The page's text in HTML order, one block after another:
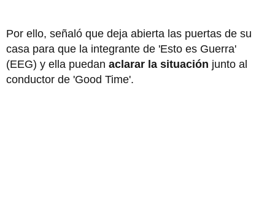
Por ello, señaló que deja abierta las puertas de su
casa para que la integrante de 'Esto es Guerra'
(EEG) y ella puedan aclarar la situación junto al
conductor de 'Good Time'.